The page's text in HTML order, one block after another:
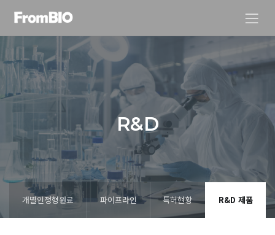
R&D
개별인정형원료 파이프라인 특허현황 R&D 제품